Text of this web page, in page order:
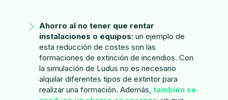
Ahorro al no tener que rentar
instalaciones o equipos: un ejemplo de
esta reducción de costes son las
formaciones de extinción de incendios. Con
la simulación de Ludus no es necesario
alquilar diferentes tipos de extintor para
realizar una formación. Además,también se